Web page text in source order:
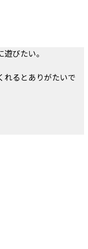
びたい。
れるとありがたいで